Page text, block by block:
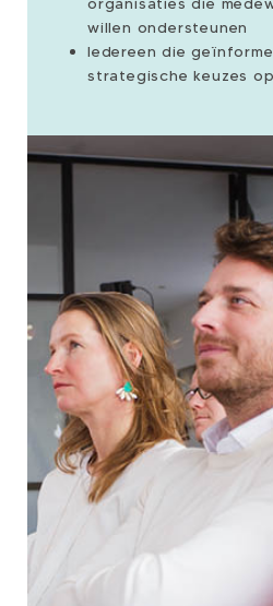
willen ondersteunen
Iedereen die
strategische keuzes